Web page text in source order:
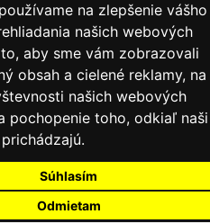
na zlepšenie vášho
našich webových
aby sme vám zobrazovali
obsah a cielené reklamy, na
našich webových
pochopenie toho, odkiaľ naši
Súhlasím
Odmietam
SA DO ZÁKAZNÍCKEJ ZÓNY
obchodné podmienky
osobných údajov
KamNaMenu
reštauráciu